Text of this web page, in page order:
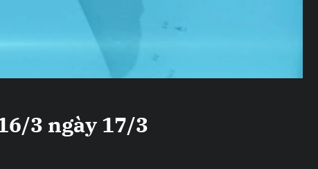
3 ngày 17/3